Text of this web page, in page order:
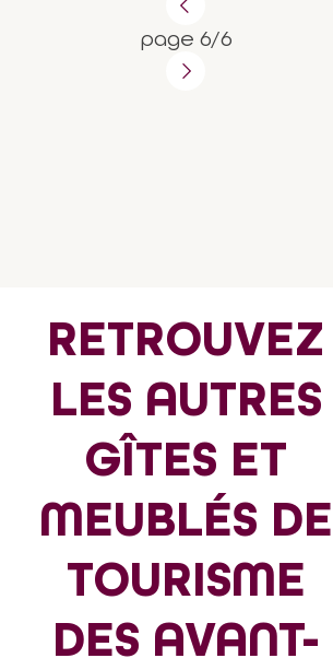
page 6/6
RETROUVEZ
LES AUTRES
GÎTES ET
MEUBLÉS DE
TOURISME
DES AVANT-